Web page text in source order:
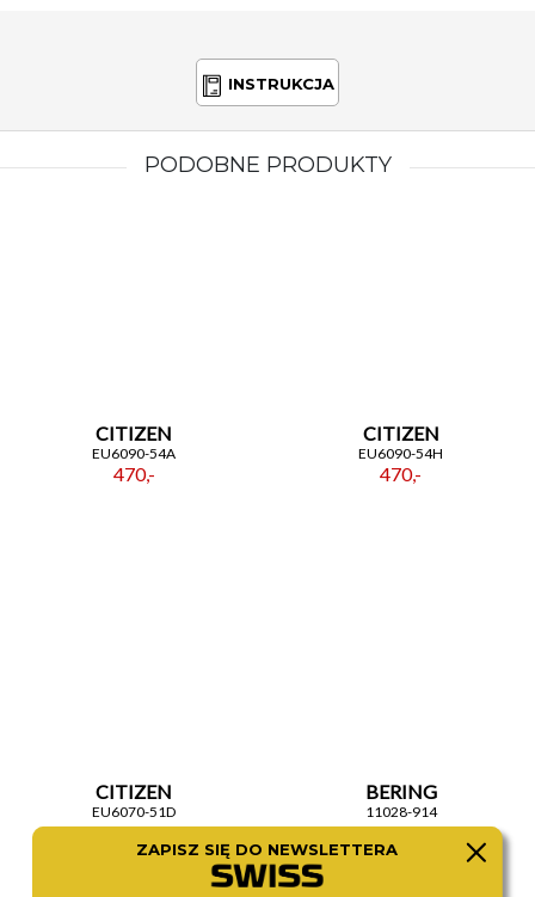
INSTRUKCJA
PODOBNE PRODUKTY
CITIZEN
EU6090-54A
470,-
CITIZEN
EU6090-54H
470,-
CITIZEN
EU6070-51D
470,-
BERING
11028-914
490,-
ZAPISZ SIĘ DO NEWSLETTERA